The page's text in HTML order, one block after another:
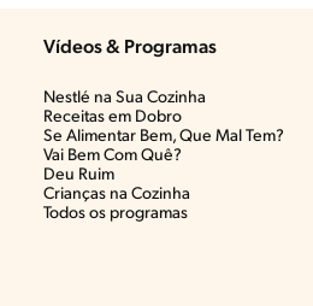
Vídeos & Programas​
Nestlé na Sua Cozinha
Receitas em Dobro
Se Alimentar Bem, Que Mal Tem?​
Vai Bem Com Quê?​
Deu Ruim​
Crianças na Cozinha​
Todos os programas